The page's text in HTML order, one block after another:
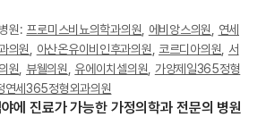
원: 프로미스비뇨의학과의원 에비앙스의원
연세
의원
아산온유이비인후과의원 코르디아의원
서
원
뷰웰의원 유에이치셀의원 가양제일365정형
연세365정형외과의원
에 진료가 가능한 가정의학과 전문의 병원